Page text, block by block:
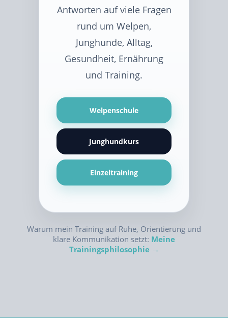
Antworten auf viele Fragen
rund um Welpen,
Junghunde, Alltag,
Gesundheit, Ernährung
und Training.
Welpenschule
Junghundkurs
Einzeltraining
Warum mein Training auf Ruhe, Orientierung und
klare Kommunikation setzt: Meine
Trainingsphilosophie →